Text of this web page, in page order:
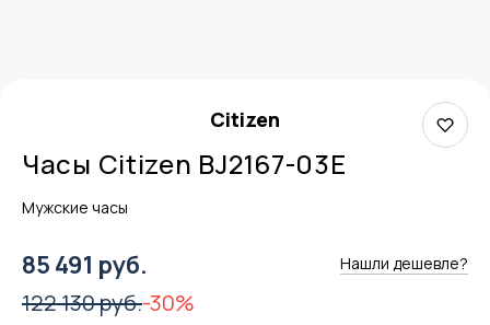
Citizen
Часы Citizen BJ2167-03E
Мужские часы
85 491 руб. Нашли дешевле?
122 130 руб.-30%